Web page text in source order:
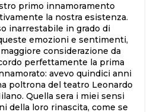
primo innamoramento
la nostra esistenza.
inarrestabile in grado di
emozioni e sentimenti,
considerazione da
perfettamente la prima
avevo quindici anni
poltrona del teatro Leonardo
Quella sera i miei sensi
della loro rinascita, come se